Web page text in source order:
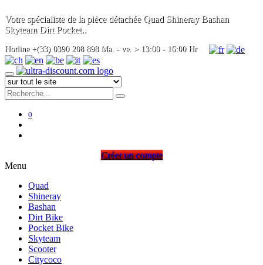
Votre spécialiste de la pièce détachée Quad Shineray Bashan
Skyteam Dirt Pocket..
Hotline +(33) 0390 208 898 Ma. - ve. > 13:00 - 16:00 Hr
0
Créer un compte
Menu
Quad
Shineray
Bashan
Dirt Bike
Pocket Bike
Skyteam
Scooter
Citycoco